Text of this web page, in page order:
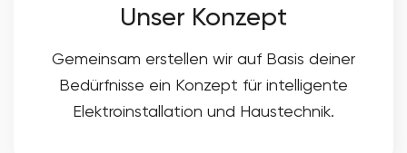
Unser Konzept
Gemeinsam erstellen wir auf Basis deiner
Bedürfnisse ein Konzept für intelligente
Elektroinstallation und Haustechnik.